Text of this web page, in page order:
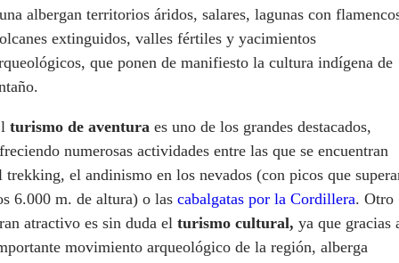
albergan territorios áridos, salares, lagunas con
extinguidos, valles fértiles y yacimientos
que ponen de manifiesto la cultura indígena de
turismo de aventura es uno de los grandes destacados,
numerosas actividades entre las que se encuentran
trekking, el andinismo en los nevados (con picos que
6.000 m. de altura) o las cabalgatas por la Cordillera. Otro
atractivo es sin duda el turismo cultural, ya que gracias
movimiento arqueológico de la región, alberga